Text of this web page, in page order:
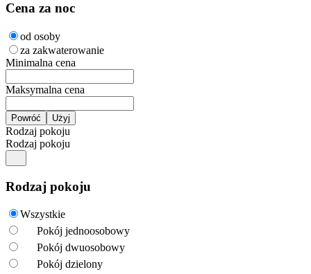
Cena za noc
od osoby
za zakwaterowanie
Minimalna cena
Maksymalna cena
Rodzaj pokoju
Rodzaj pokoju
Rodzaj pokoju
Wszystkie
Pokój jednoosobowy
Pokój dwuosobowy
Pokój dzielony